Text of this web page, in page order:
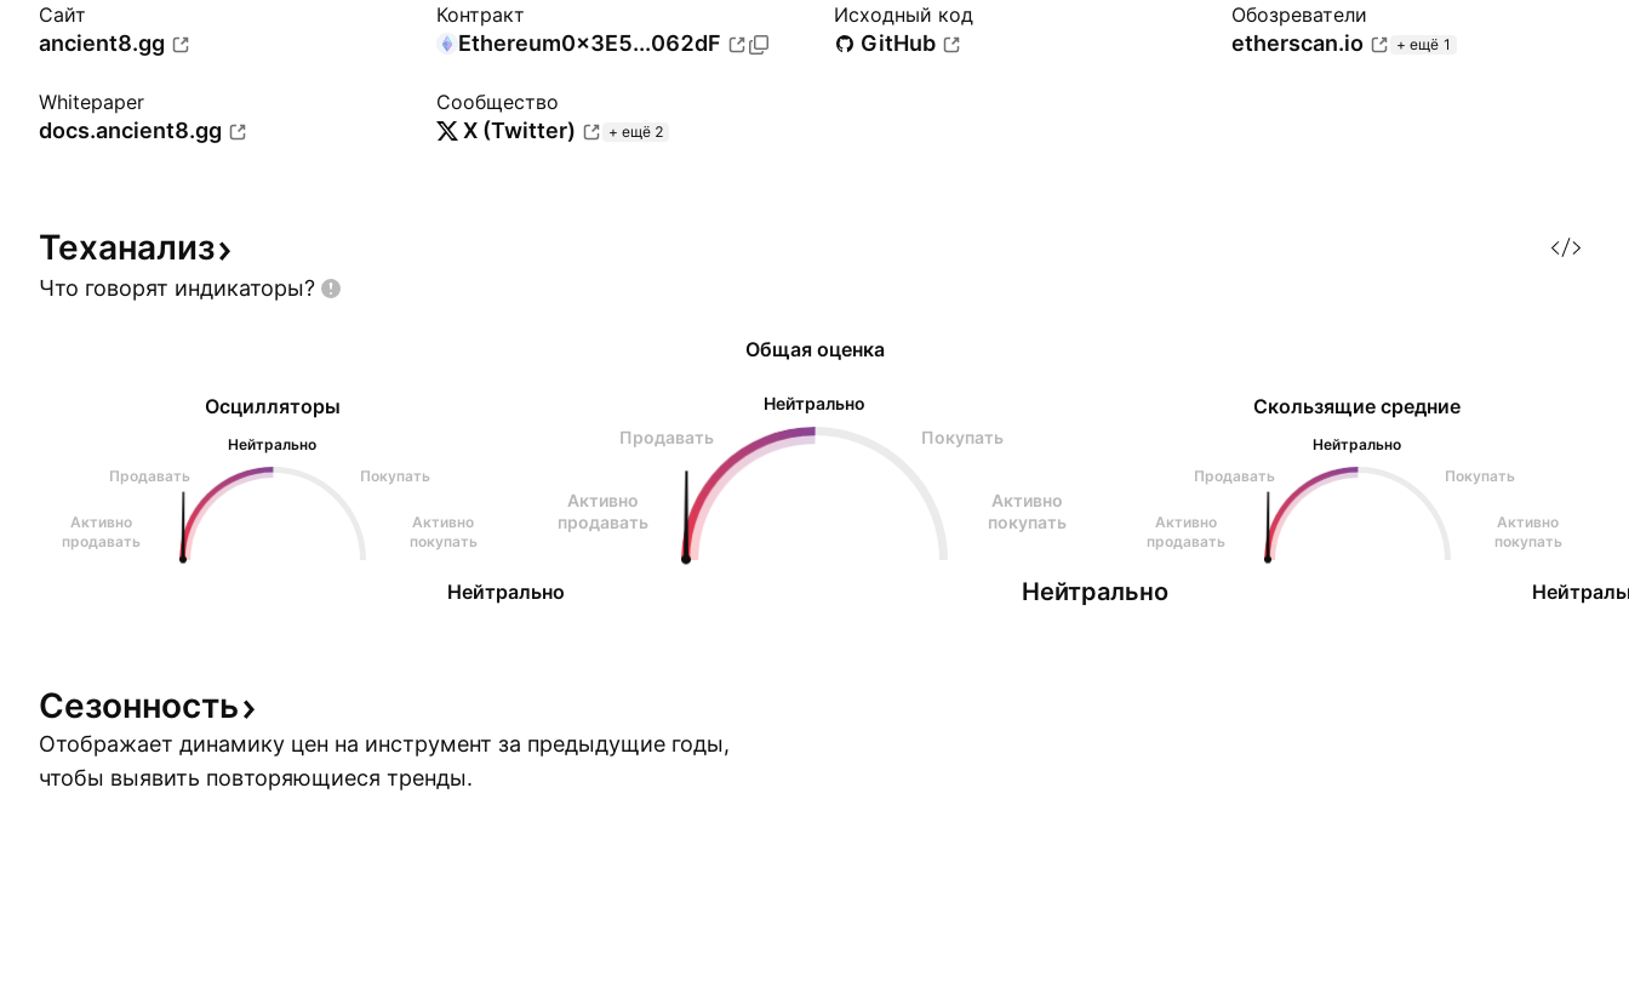
Сайт
ancient8.gg
Контракт
Ethereum0x3E5...062dF
Исходный код
GitHub
Обозреватели
etherscan.io + ещё 1
Whitepaper
docs.ancient8.gg
Сообщество
X (Twitter) + ещё 2
Теханализ
Что говорят индикаторы?
Осцилляторы
Нейтрально
Продавать
Покупать
Активно
продавать
Активно
покупать
Нейтрально
Общая оценка
Нейтрально
Продавать
Покупать
Активно
продавать
Активно
покупать
Нейтрально
Скользящие средние
Нейтрально
Продавать
Покупать
Активно
продавать
Активно
покупать
Сезонность
Отображает динамику цен на инструмент за предыдущие годы,
чтобы выявить повторяющиеся тренды.